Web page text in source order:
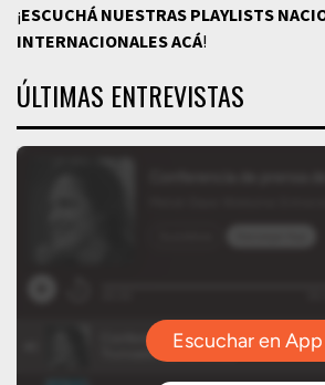
¡ESCUCHÁ NUESTRAS PLAYLISTS
INTERNACIONALESACÁ!
ÚLTIMAS ENTREVISTAS